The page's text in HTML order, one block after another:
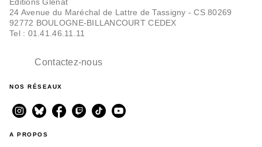
SUSPENSE
Biomega Deluxe - Tome
24 Avenue du Maréchal de Lattre de Tassigny - CS 80269
92772 BOULOGNE-BILLANCOURT CEDEX
Tel : 01.41.46.11.11
Contactez-nous
NOS RÉSEAUX
A PROPOS